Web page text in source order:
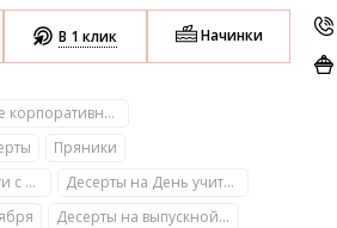
В 1 клик Начинки
Сладкие корпоративные подарки с логотипом
Пряники
Десерты и сладости с фото
Десерты на День учителя
Десерты на выпускной (в школу и детский сад)